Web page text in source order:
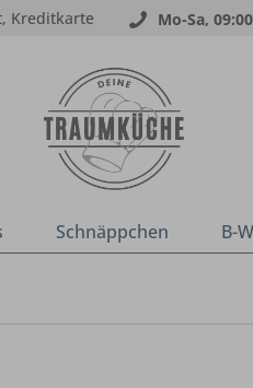
Kreditkarte Mo-Sa,
Schnäppchen B-